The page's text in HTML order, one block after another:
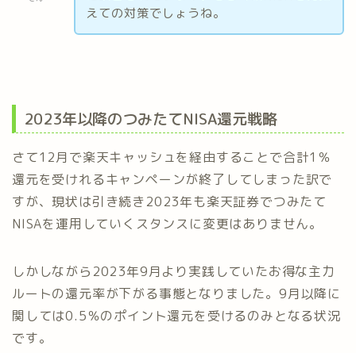
えての対策でしょうね。
2023年以降のつみたてNISA還元戦略
さて12月で楽天キャッシュを経由することで合計1％
還元を受けれるキャンペーンが終了してしまった訳で
すが、現状は引き続き2023年も楽天証券でつみたて
NISAを運用していくスタンスに変更はありません。
しかしながら2023年9月より実践していたお得な主力
ルートの還元率が下がる事態となりました。9月以降に
関しては0.5％のポイント還元を受けるのみとなる状況
です。